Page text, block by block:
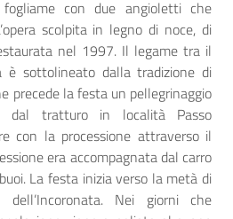
con due angioletti che
scolpita in legno di noce, di
nel 1997. Il legame tra il
è sottolineato dalla tradizione di
precede la festa un pellegrinaggio
dal tratturo in località Passo
con la processione attraverso il
era accompagnata dal carro
La festa inizia verso la metà di
Nei giorni che